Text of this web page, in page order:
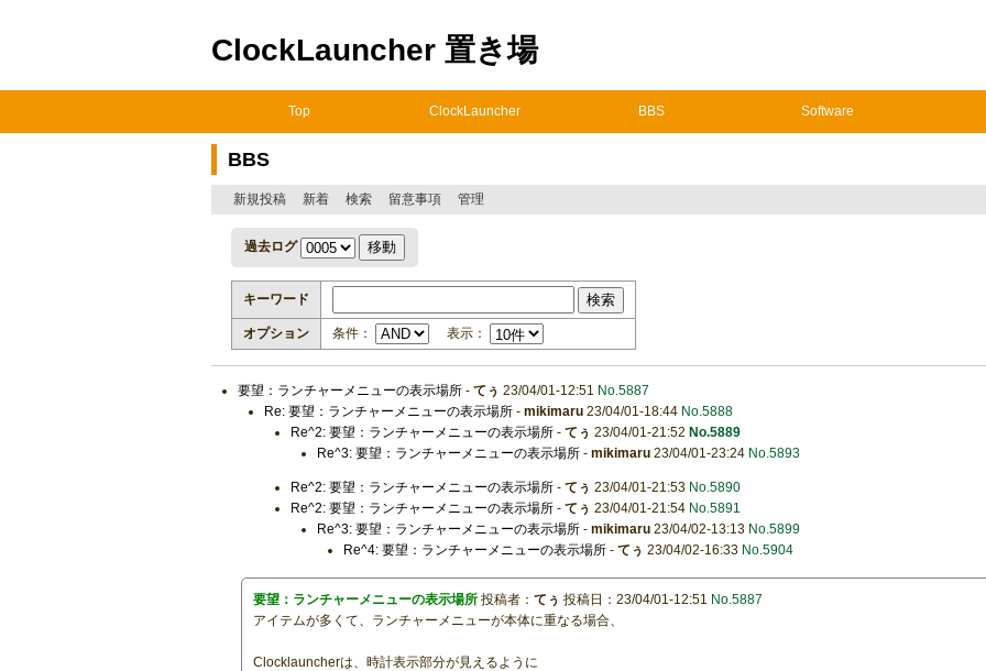
ClockLauncher 置き場
Top ClockLauncher BBS Software
BBS
新規投稿 新着 検索 留意事項 管理
過去ログ
キーワード
オプション 条件： 表示：
要望：ランチャーメニューの表示場所 - てぅ 23/04/01-12:51 No.5887
Re: 要望：ランチャーメニューの表示場所 - mikimaru 23/04/01-18:44 No.5888
Re^2: 要望：ランチャーメニューの表示場所 - てぅ 23/04/01-21:52 No.5889
Re^3: 要望：ランチャーメニューの表示場所 - mikimaru 23/04/01-23:24 No.5893
Re^2: 要望：ランチャーメニューの表示場所 - てぅ 23/04/01-21:53 No.5890
Re^2: 要望：ランチャーメニューの表示場所 - てぅ 23/04/01-21:54 No.5891
Re^3: 要望：ランチャーメニューの表示場所 - mikimaru 23/04/02-13:13 No.5899
Re^4: 要望：ランチャーメニューの表示場所 - てぅ 23/04/02-16:33 No.5904
要望：ランチャーメニューの表示場所 投稿者：てぅ 投稿日：23/04/01-12:51 No.5887
アイテムが多くて、ランチャーメニューが本体に重なる場合、
Clocklauncherは、時計表示部分が見えるように